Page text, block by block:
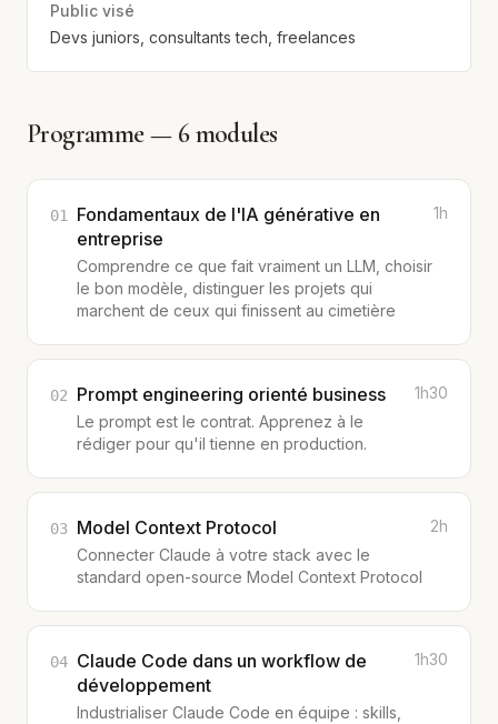
Public visé
Devs juniors, consultants tech, freelances
Programme — 6modules
01
Fondamentaux de l'IA générative en
entreprise
Comprendre ce que fait vraiment un LLM, choisir
le bon modèle, distinguer les projets qui
marchent de ceux qui finissent au cimetière
1h
02 Prompt engineering orienté business
Le prompt est le contrat. Apprenez à le
rédiger pour qu'il tienne en production.
1h30
03 Model Context Protocol
Connecter Claude à votre stack avec le
standard open-source Model Context Protocol
2h
04 Claude Code dans un workflow de
développement
Industrialiser Claude Code en équipe : skills,
1h30